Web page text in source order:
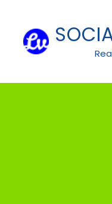
content